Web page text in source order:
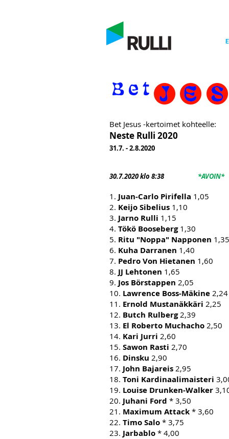
Bet Jesus -kertoimet kohteelle:
Neste Rulli 2020
31.7. - 2.8.2020
30.7.2020 klo 8:38 *AVOIN*
1. Juan-Carlo Pirifella 1,05
2. Keijo Sibelius 1,10
3. Jarno Rulli 1,15
4. Tökö Booseberg1,30
5. Ritu "Noppa" Napponen 1,35
6. Kuha Darranen 1,40
7. Pedro Von Hietanen 1,60
8. JJ Lehtonen 1,65
9. Jos Börstappen 2,05
10. Lawrence Boss-Mäkine 2,24
11. Ernold Mustanäkkäri 2,25
12. Butch Rulberg2,39
13. El Roberto Muchacho 2,50
14. Kari Jurri 2,60
15. Sawon Rasti 2,70
16. Dinsku 2,90
17. John Bajareis 2,95
18. Toni Kardinaalimaisteri
19. Louise Drunken-Walker
20. Juhani Ford * 3,50
21. Maximum Attack * 3,60
22. Timo Salo * 3,75
23. Jarbablo * 4,00